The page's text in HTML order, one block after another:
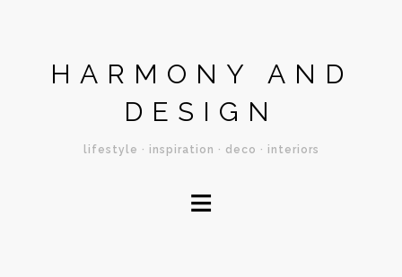
HARMONY AND
DESIGN
lifestyle · inspiration · deco · interiors
≡